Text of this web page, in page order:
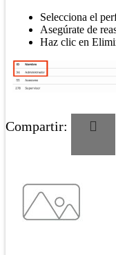
Selecciona el
Asegúrate de
Haz clic en
Compartir: